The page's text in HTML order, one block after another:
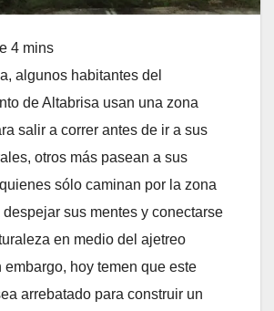
algunos habitantes del
de Altabrisa usan una zona
salir a correr antes de ir a sus
otros más pasean a sus
sólo caminan por la zona
sus mentes y conectarse
en medio del ajetreo
embargo, hoy temen que este
arrebatado para construir un